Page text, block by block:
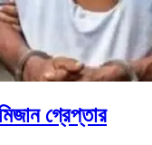
গ্রেপ্তার